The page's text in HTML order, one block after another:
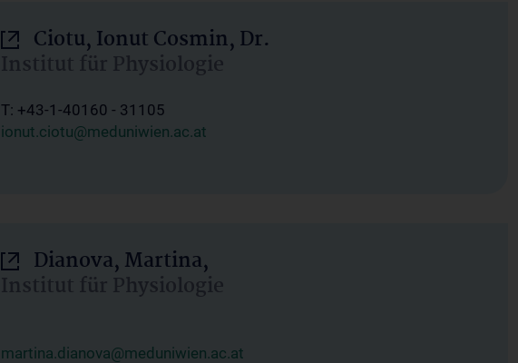
Ciotu, Ionut Cosmin, Dr.
Institut für Physiologie
T: +43-1-40160 - 31105
ionut.ciotu@meduniwien.ac.at
Dianova, Martina,
Institut für Physiologie
martina.dianova@meduniwien.ac.at